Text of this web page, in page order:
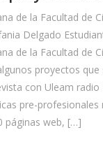
de la Facultad de
Delgado
de la Facultad de
proyectos que
con Uleam radio
pre-profesionales
páginas web, […]